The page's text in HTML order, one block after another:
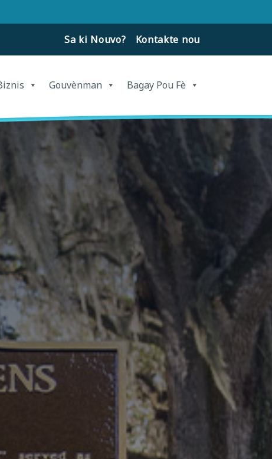
Sa ki Nouvo? Kontakte nou
Gouvènman Bagay Pou Fè